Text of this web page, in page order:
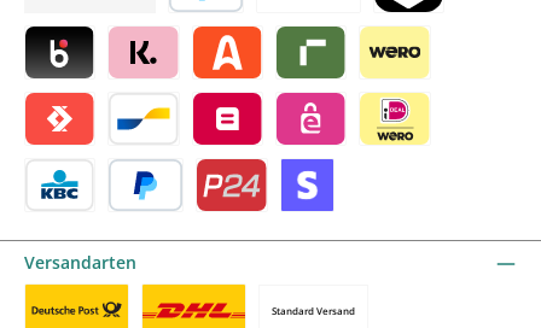
Vorkasse TWINT by mollie
Blik by mollieKlarna by mollieAlma by mollieRiverty by mollie
Wero
Satispay by mollieBancontact by mollie
Belfius by mollieeps by mollie
Später bezahlen
Versandarten
Standard Versand